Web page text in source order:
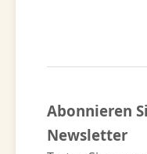
Abonnieren
Newsletter